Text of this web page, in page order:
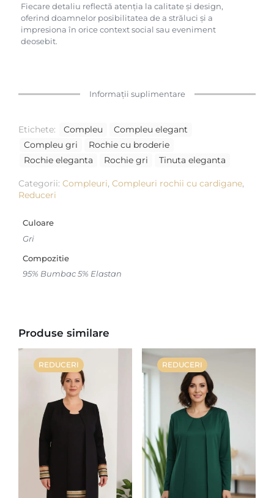
Fiecare detaliu reflectă atenția la calitate și design,
oferind doamnelor posibilitatea de a străluci și a
impresiona în orice context social sau eveniment
deosebit.
Informații suplimentare
Etichete: Compleu
Compleu elegant
Compleu gri
Rochie cu broderie
Rochie eleganta
Rochie gri Tinuta eleganta
Categorii: Compleuri, Compleuri rochii cu cardigane,
Reduceri
Culoare
Gri
Compozitie
95% Bumbac 5% Elastan
Produse similare
REDUCERI REDUCERI